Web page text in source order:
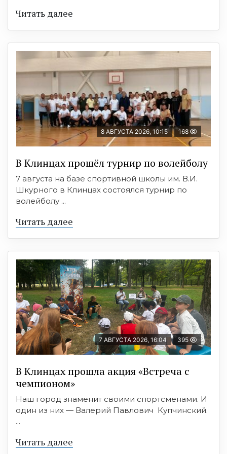
Читать далее
8 АВГУСТА 2026, 10:15 168
В Клинцах прошёл турнир по волейболу
7 августа на базе спортивной школы им. В.И.
Шкурного в Клинцах состоялся турнир по
волейболу ...
Читать далее
7 АВГУСТА 2026, 16:04 395
В Клинцах прошла акция «Встреча с
чемпионом»
Наш город знаменит своими спортсменами. И
один из них — Валерий Павлович Купчинский.
...
Читать далее